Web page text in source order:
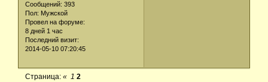
Сообщений: 393
Пол: Мужской
Провел на форуме:
8 дней 1 час
Последний визит:
2014-05-10 07:20:45
Страница:« 1 2